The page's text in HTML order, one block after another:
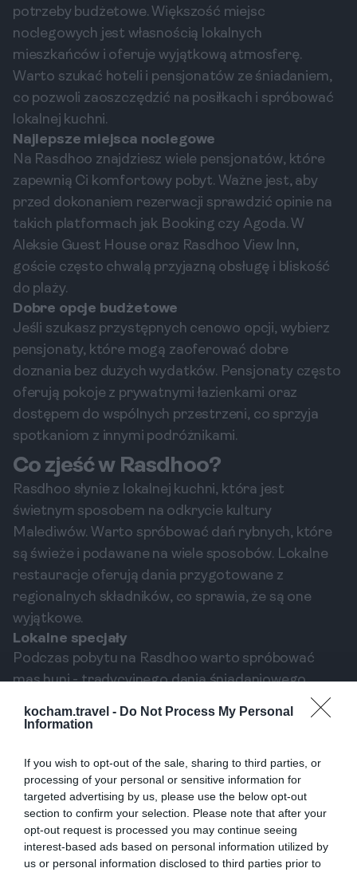
kocham.travel - Do Not Process My Personal
Information
If you wish to opt-out of the sale, sharing to third parties, or
processing of your personal or sensitive information for
targeted advertising by us, please use the below opt-out
section to confirm your selection. Please note that after your
opt-out request is processed you may continue seeing
interest-based ads based on personal information utilized by
us or personal information disclosed to third parties prior to
potrzeby budżetowe. Większość miejsc
noclegowych jest własnością lokalnych
mieszkańców i oferuje wyjątkową atmosferę.
Warto szukać hoteli i pensjonatów ze śniadaniem,
co pozwoli zaoszczędzić na posiłkach i spróbować
lokalnej kuchni.
Najlepsze miejsca noclegowe
Na Rasdhoo znajdziesz wiele pensjonatów, które
zapewnią Ci komfortowy pobyt. Ważne jest, aby
przed dokonaniem rezerwacji sprawdzić opinie na
takich platformach jak Booking czy Agoda. W
Aleksie Guest House oraz Rasdhoo View Inn,
goście często chwalą przyjazną obsługę i bliskość
do plaży.
Dobre opcje budżetowe
Jeśli szukasz przystępnych cenowo opcji, wybierz
pensjonaty, które mogą zaoferować dobre
doznania bez dużych wydatków. Pensjonaty często
oferują pokoje z prywatnymi łazienkami oraz
dostępem do wspólnych przestrzeni, co sprzyja
spotkaniom z innymi podróżnikami.
Co zjeść w Rasdhoo?
Rasdhoo słynie z lokalnej kuchni, która jest
świetnym sposobem na odkrycie kultury
Malediwów. Warto spróbować dań rybnych, które
są świeże i podawane na wiele sposobów. Lokalne
restauracje oferują dania przygotowane z
regionalnych składników, co sprawia, że są one
wyjątkowe.
Lokalne specjały
Podczas pobytu na Rasdhoo warto spróbować
mas huni - tradycyjnego dania śniadaniowego
przygotowanego z tuńczyka, cebuli, kokosa oraz
przypraw. Innym obowiązkowym daniem jest
Każde z tych dań to niesamowite doznanie
smakowe, które na długo pozostanie w pamięci.
Gdzie można zjeść?
Na Rasdhoo znajdziesz wiele lokalnych restauracji
serwujących smaczne jedzenie. Dobre opinie ma np.
Restauracja Rasdhoo, w której możesz spróbować